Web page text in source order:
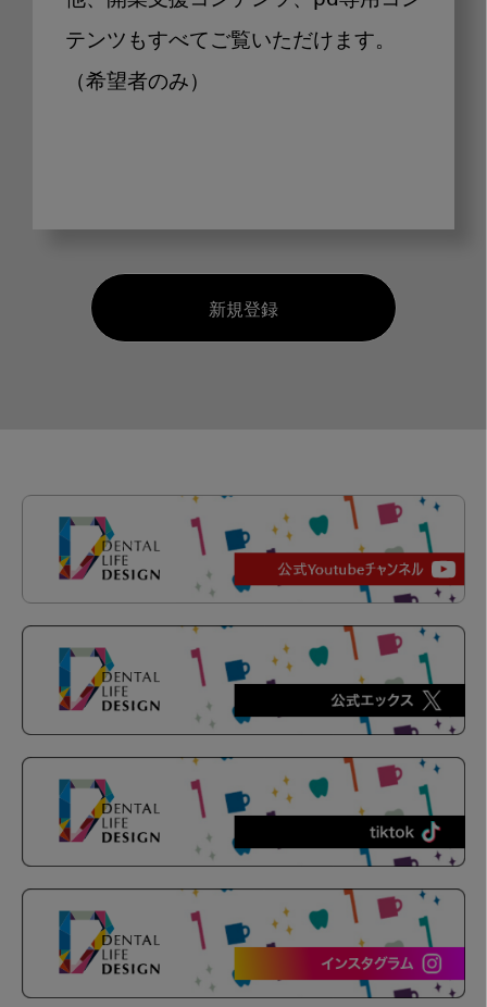
テンツもすべてご覧いただけます。
（希望者のみ）
新規登録